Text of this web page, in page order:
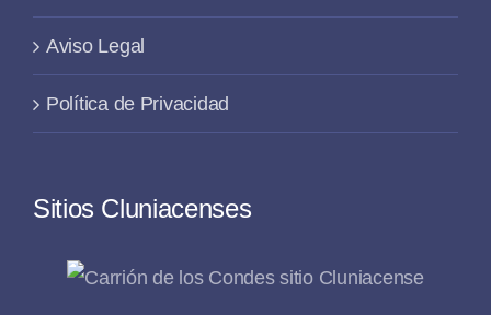
Aviso Legal
Política de Privacidad
Sitios Cluniacenses